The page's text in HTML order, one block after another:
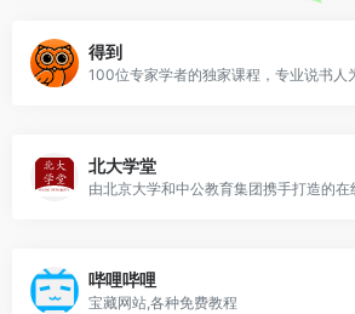
得到
100位专家学者的独家课程，专业说书人
北大学堂
由北京大学和中公教育集团携手打造的在
哔哩哔哩
宝藏网站,各种免费教程